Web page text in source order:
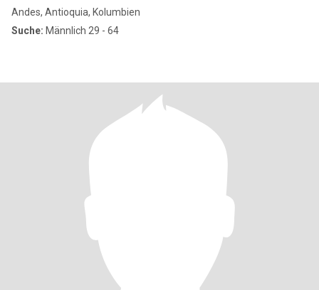
Andes, Antioquia, Kolumbien
Suche: Männlich 29 - 64